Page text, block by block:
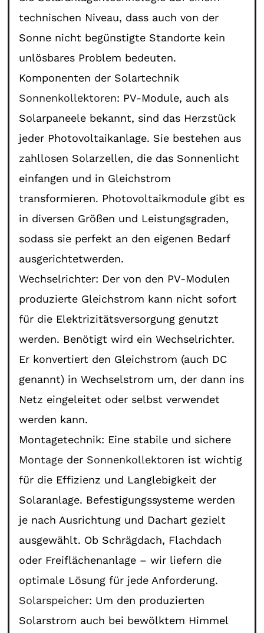
technischen Niveau, dass auch von der
Sonne nicht begünstigte Standorte kein
unlösbares Problem bedeuten.
Komponenten der Solartechnik
Sonnenkollektoren: PV-Module, auch als
Solarpaneele bekannt, sind das Herzstück
jeder Photovoltaikanlage. Sie bestehen aus
zahllosen Solarzellen, die das Sonnenlicht
einfangen und in Gleichstrom
transformieren. Photovoltaikmodule gibt es
in diversen Größen und Leistungsgraden,
sodass sie perfekt an den eigenen Bedarf
ausgerichtetwerden.
Wechselrichter: Der von den PV-Modulen
produzierte Gleichstrom kann nicht sofort
für die Elektrizitätsversorgung genutzt
werden. Benötigt wird ein Wechselrichter.
Er konvertiert den Gleichstrom (auch DC
genannt) in Wechselstrom um, der dann ins
Netz eingeleitet oder selbst verwendet
werden kann.
Montagetechnik: Eine stabile und sichere
Montage der Sonnenkollektoren ist wichtig
für die Effizienz und Langlebigkeit der
Solaranlage. Befestigungssysteme werden
je nach Ausrichtung und Dachart gezielt
ausgewählt. Ob Schrägdach, Flachdach
oder Freiflächenanlage – wir liefern die
optimale Lösung für jede Anforderung.
Solarspeicher: Um den produzierten
Solarstrom auch bei bewölktem Himmel